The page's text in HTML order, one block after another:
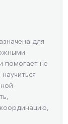
для
помогает не